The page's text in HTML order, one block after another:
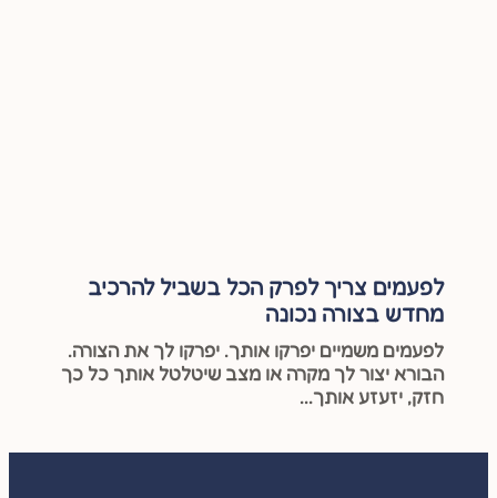
לפעמים צריך לפרק הכל בשביל להרכיב
מחדש בצורה נכונה
לפעמים משמיים יפרקו אותך. יפרקו לך את הצורה.
הבורא יצור לך מקרה או מצב שיטלטל אותך כל כך
חזק, יזעזע אותך...